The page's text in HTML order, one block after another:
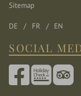
Sitemap
DE FR EN
SOCIAL